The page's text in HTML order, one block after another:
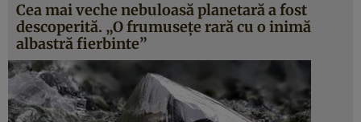
Cea mai veche nebuloasă planetară a fost
descoperită. „O frumusețe rară cu o inimă
albastră fierbinte”